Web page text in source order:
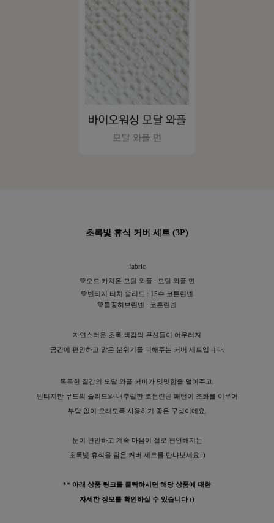
초록빛 휴식 커버 세트 (3P)
fabric
💚오드 카치온 모달 와플 : 모달 와플 면
💚빈티지 터치 솔리드 : 15수 코튼린넨
💚들꽃허브린넨 : 코튼린넨
자연스러운 초록 색감의 쿠션들이 어우러져
공간에 편안하고 맑은 분위기를 더해주는 커버 세트입니다.
톡톡한 질감의 모달 와플 커버가 밋밋함을 덜어주고,
빈티지한 무드의 솔리드와 내추럴한 코튼린넨 패턴이 조화를 이루어
부담 없이 오래도록 사용하기 좋은 구성이에요.
눈이 편안하고 계속 마음이 절로 편안해지는
초록빛 휴식을 담은 커버 세트를 만나보세요 :)
** 아래 상품 링크를 클릭하시면 해당 상품에 대한
자세한 정보를 확인하실 수 있습니다 :)